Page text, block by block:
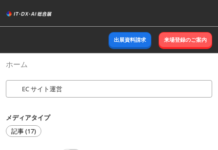
キ
ッ
し
て
進
出展資料請求 来場登録のご案内
ホーム
メディアタイプ
記事 (17)